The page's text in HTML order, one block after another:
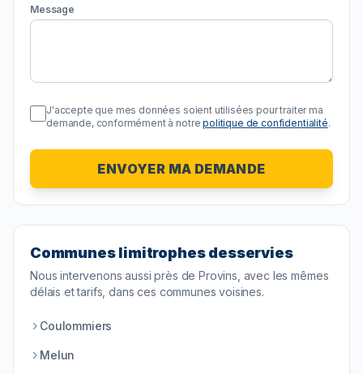
Message
J'accepte que mes données soient utilisées pour traiter ma
demande, conformément à notre politique de confidentialité.
ENVOYER MA DEMANDE
Communes limitrophes desservies
Nous intervenons aussi près deProvins , avec les mêmes
délais et tarifs, dans ces communes voisines.
Coulommiers
Melun